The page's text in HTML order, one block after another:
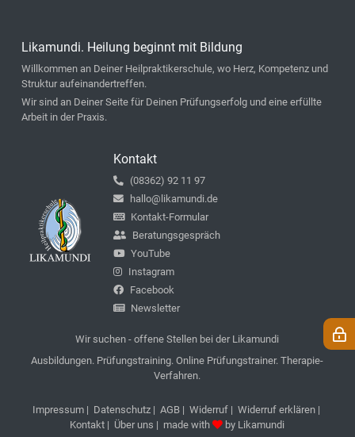
Likamundi. Heilung beginnt mit Bildung
Willkommen an Deiner Heilpraktikerschule, wo Herz, Kompetenz und
Struktur aufeinandertreffen.
Wir sind an Deiner Seite für Deinen Prüfungserfolg und eine erfüllte
Arbeit in der Praxis.
Kontakt
(08362) 92 11 97
hallo@likamundi.de
Kontakt-Formular
Beratungsgespräch
YouTube
Instagram
Facebook
Newsletter
Wir suchen - offene Stellen bei der Likamundi
Ausbildungen. Prüfungstraining. Online Prüfungstrainer. Therapie-
Verfahren.
Impressum| Datenschutz| AGB| Widerruf| Widerruf erklären|
Kontakt | Über uns | made with by Likamundi